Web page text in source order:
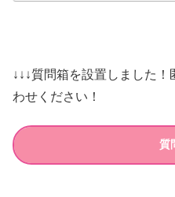
↓↓↓質問箱を設置しました
わせください！
質